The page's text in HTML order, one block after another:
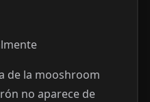
de la mooshroom
no aparece de